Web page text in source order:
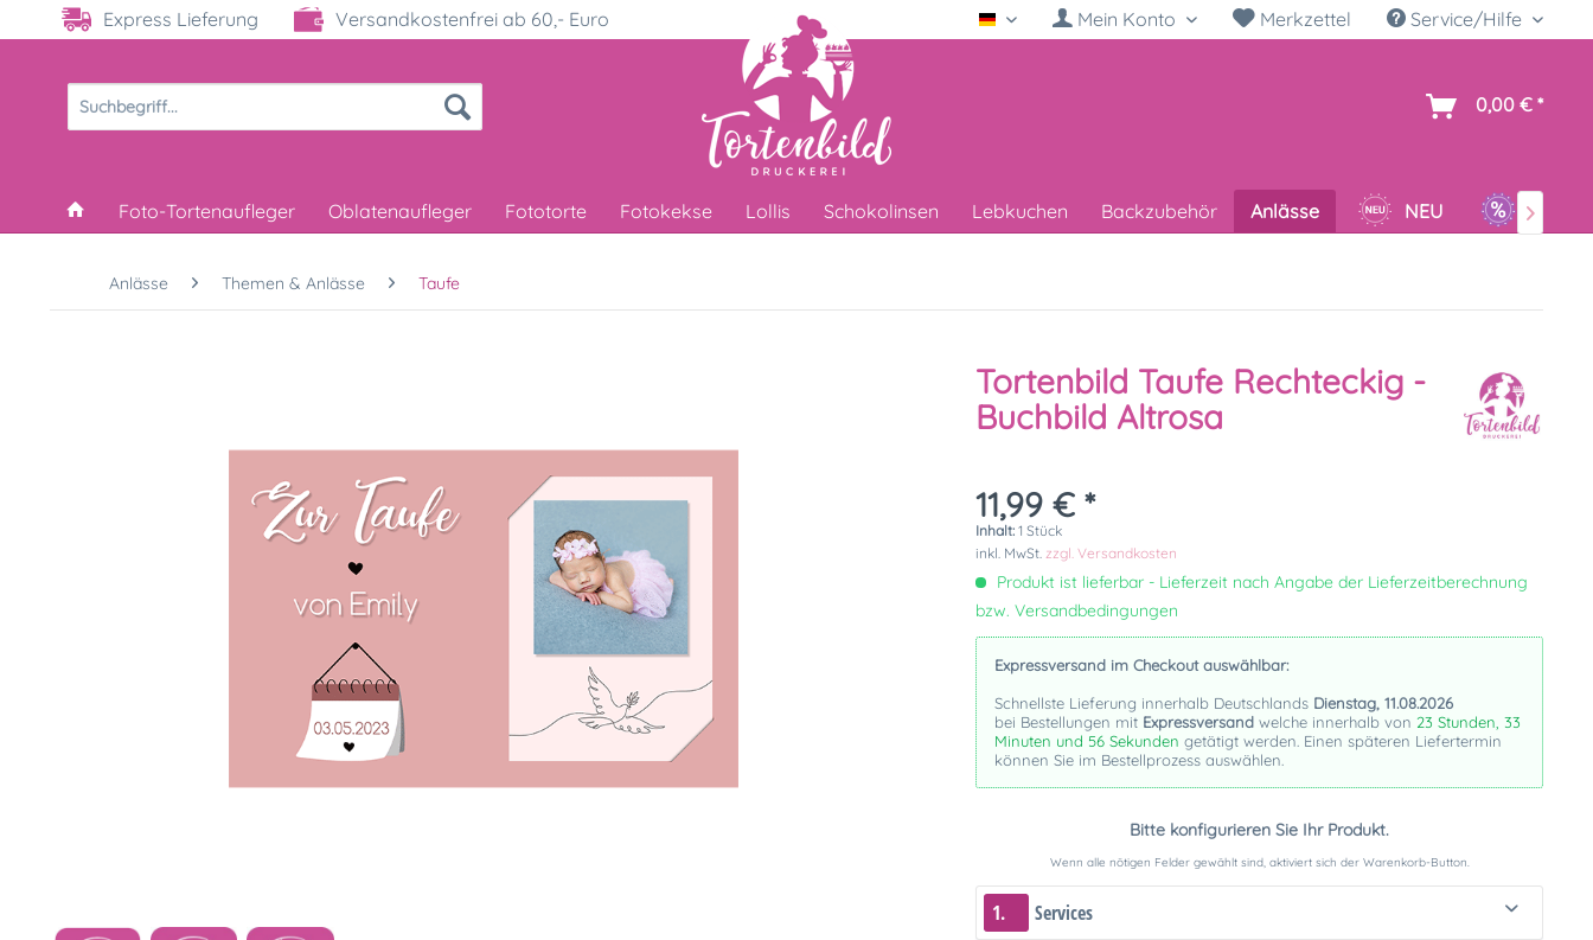
Express Lieferung Versandkostenfrei ab 60,- Euro Deutsch Mein Konto Merkzettel Service/Hilfe
0,00 € *
Foto-Tortenaufleger Oblatenaufleger Fototorte Fotokekse Lollis Schokolinsen Lebkuchen Backzubehör Anlässe NEU SALE

Anlässe Themen & Anlässe Taufe
Tortenbild Taufe Rechteckig -
Buchbild Altrosa
11,99 € *
Inhalt:1 Stück
inkl. MwSt.zzgl. Versandkosten
Produkt ist lieferbar - Lieferzeit nach Angabe der Lieferzeitberechnung
bzw. Versandbedingungen
Expressversand im Checkout auswählbar:
Schnellste Lieferung innerhalb Deutschlands Dienstag, 11.08.2026
bei Bestellungen mit Expressversand welche innerhalb von23 Stunden, 33
Minuten und 55 Sekunden getätigt werden. Einen späteren Liefertermin
können Sie im Bestellprozess auswählen.
Bitte konfigurieren Sie Ihr Produkt.
Wenn alle nötigen Felder gewählt sind, aktiviert sich der Warenkorb-Button.
1. Services